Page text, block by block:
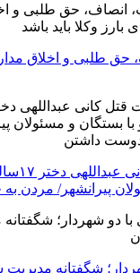
حق طلبی و اخلاق
جزئیات
پیرانشهر/ مردن
شگفتانه